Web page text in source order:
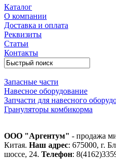
Каталог
О компании
Доставка и оплата
Реквизиты
Статьи
Контакты
Запасные части
Навесное оборудование
Запчасти для навесного
Грануляторы комбикорма
ООО "Аргентум" - продажа
Китая. Наш адрес: 675000, г.
шоссе, 24. Телефон: